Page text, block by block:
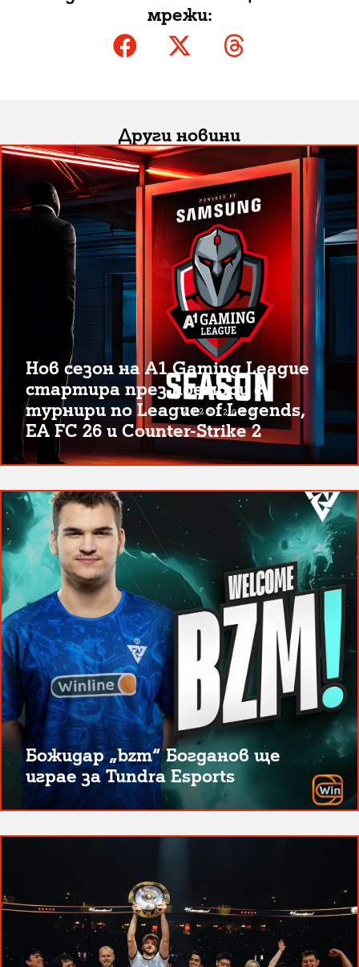
мрежи:
Други новини
Нов сезон на A1 Gaming League
стартира през ноември с
турнири по League of Legends,
EA FC 26 и Counter-Strike 2
Божидар „bzm“ Богданов ще
играе за Tundra Esports